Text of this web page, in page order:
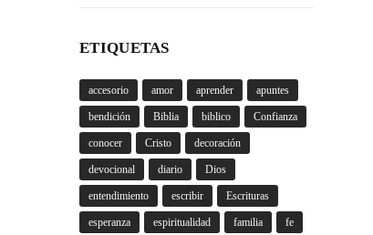
ETIQUETAS
accesorio amor aprender apuntes
bendición Biblia biblico Confianza
conocer Cristo decoración
devocional diario Dios
entendimiento escribir Escrituras
esperanza espiritualidad familia fe